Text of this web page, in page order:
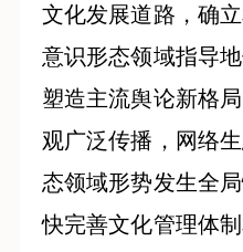
文化发展道路，确
意识形态领域指导
塑造主流舆论新格
观广泛传播，网络
态领域形势发生全
快完善文化管理体